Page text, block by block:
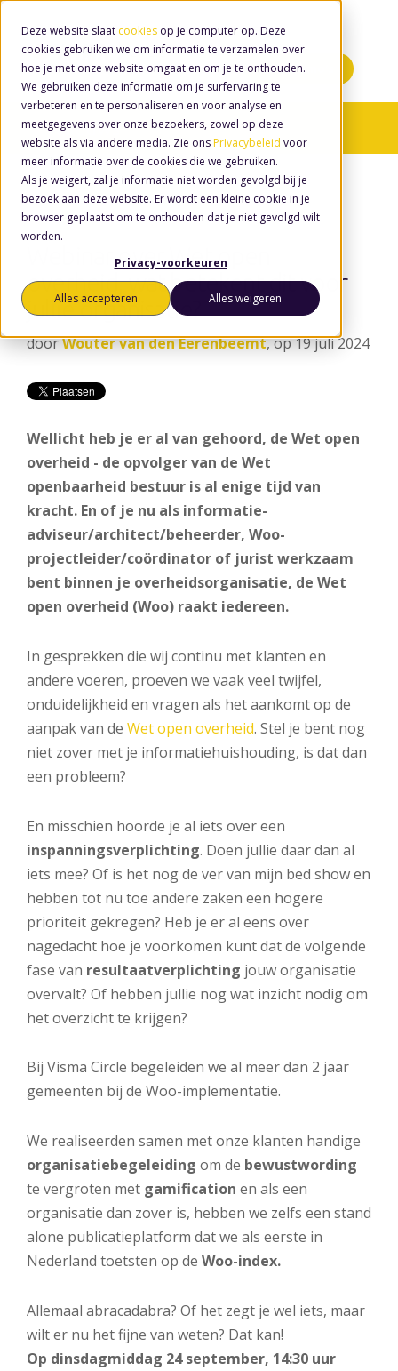
Deze website slaat cookies op je computer op. Deze
cookies gebruiken we om informatie te verzamelen over
hoe je met onze website omgaat en om je te onthouden.
We gebruiken deze informatie om je surfervaring te
verbeteren en te personaliseren en voor analyse en
meetgegevens over onze bezoekers, zowel op deze
website als via andere media. Zie ons Privacybeleid voor
meer informatie over de cookies die we gebruiken.
Als je weigert, zal je informatie niet worden gevolgd bij je
bezoek aan deze website. Er wordt een kleine cookie in je
browser geplaatst om te onthouden dat je niet gevolgd wilt
worden.
Privacy-voorkeuren
Alles accepteren Alles weigeren
Minidemo's
Nieuws
Webinar over Wet open
overheid, wat betekent dit voor
jullie organisatie?
doorWouter van den Eerenbeemt, op 19 juli 2024
Wellicht heb je er al van gehoord, de Wet open
overheid - de opvolger van de Wet
openbaarheid bestuur is al enige tijd van
kracht. En of je nu als informatie-
adviseur/architect/beheerder, Woo-
projectleider/coördinator of jurist werkzaam
bent binnen je overheidsorganisatie, de Wet
open overheid (Woo) raakt iedereen.
In gesprekken die wij continu met klanten en
andere voeren, proeven we vaak veel twijfel,
onduidelijkheid en vragen als het aankomt op de
aanpak van de Wet open overheid. Stel je bent nog
niet zover met je informatiehuishouding, is dat dan
een probleem?
En misschien hoorde je al iets over een
inspanningsverplichting. Doen jullie daar dan al
iets mee? Of is het nog de ver van mijn bed show en
hebben tot nu toe andere zaken een hogere
prioriteit gekregen? Heb je er al eens over
nagedacht hoe je voorkomen kunt dat de volgende
fase van resultaatverplichting jouw organisatie
overvalt? Of hebben jullie nog wat inzicht nodig om
het overzicht te krijgen?
Bij Visma Circle begeleiden we al meer dan 2 jaar
gemeenten bij de Woo-implementatie.
We realiseerden samen met onze klanten handige
organisatiebegeleiding om de bewustwording
te vergroten met gamification en als een
organisatie dan zover is, hebben we zelfs een stand
alone publicatieplatform dat we als eerste in
Nederland toetsten op de Woo-index.
Allemaal abracadabra? Of het zegt je wel iets, maar
wilt er nu het fijne van weten? Dat kan!
Op dinsdagmiddag 24 september, 14:30 uur